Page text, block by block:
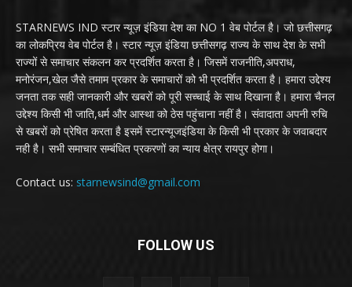
STARNEWS IND स्टार न्यूज़ इंडिया देश का NO 1 वेब पोर्टल है। जो छत्तीसगढ़
का लोकप्रिय वेब पोर्टल है। स्टार न्यूज़ इंडिया छत्तीसगढ़ राज्य के साथ देश के सभी
राज्यों से समाचार संकलन कर प्रदर्शित करता है। जिसमें राजनीति,अपराध,
मनोरंजन,खेल जैसे तमाम प्रकार के समाचारों को भी प्रदर्शित करता है। हमारा उद्देश्य
जनता तक सही जानकारी और खबरों को पूरी सच्चाई के साथ दिखाना है। हमारा चैनल
उद्देश्य किसी भी जाति,धर्म और आस्था को ठेस पहुंचाना नहीं है। संवादाता अपनी रुचि
से खबरों को प्रेषित करता है इसमें स्टारन्यूजइंडिया के किसी भी प्रकार के जवाबदार
नही है। सभी समाचार सम्बंधित प्रकरणों का न्याय क्षेत्र रायपुर होगा।
Contact us: starnewsind@gmail.com
FOLLOW US